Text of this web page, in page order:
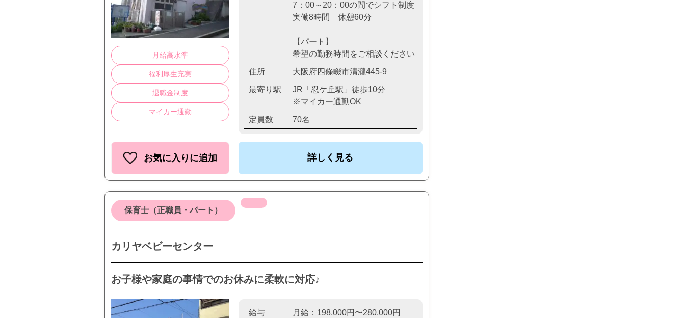
月給高水準
福利厚生充実
退職金制度
マイカー通勤
7：00～20：00の間でシフト制度
実働8時間 休憩60分
【パート】
希望の勤務時間をご相談ください
住所 大阪府四條畷市清瀧445-9
最寄り駅
JR「忍ケ丘駅」徒歩10分
※マイカー通勤OK
定員数 70名
お気に入りに追加 詳しく見る
保育士（正職員・パート）
カリヤベビーセンター
お子様や家庭の事情でのお休みに柔軟に対応♪
給与
月給：198,000円〜280,000円